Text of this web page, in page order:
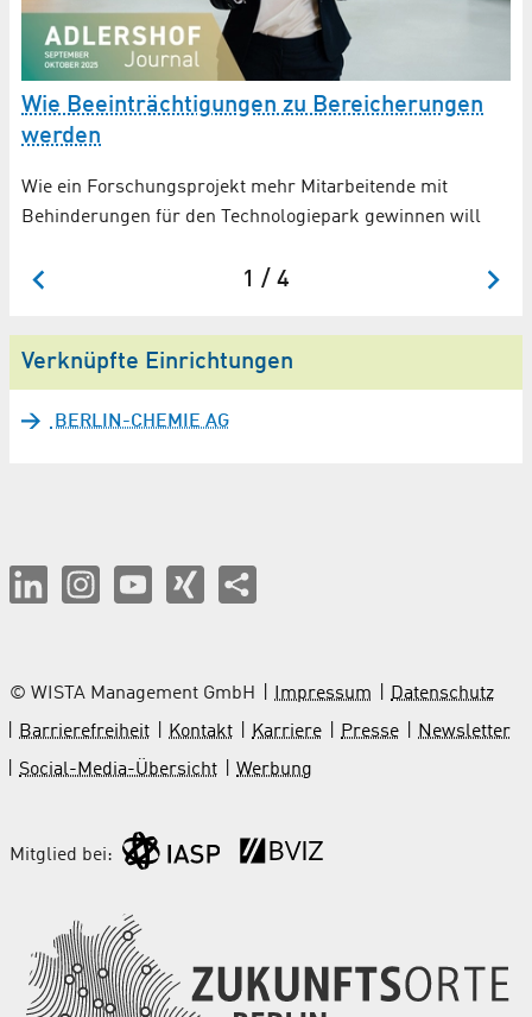
Wie Beeinträchtigungen zu Bereicherungen
werden
Wie ein Forschungsprojekt mehr Mitarbeitende mit
Behinderungen für den Technologiepark gewinnen will
1 / 4
Verknüpfte Einrichtungen
BERLIN-CHEMIE AG
© WISTA Management GmbH Impressum
Datenschutz
Barrierefreiheit
Kontakt Karriere Presse
Newsletter
Social-Media-Übersicht
Werbung
Mitglied bei: